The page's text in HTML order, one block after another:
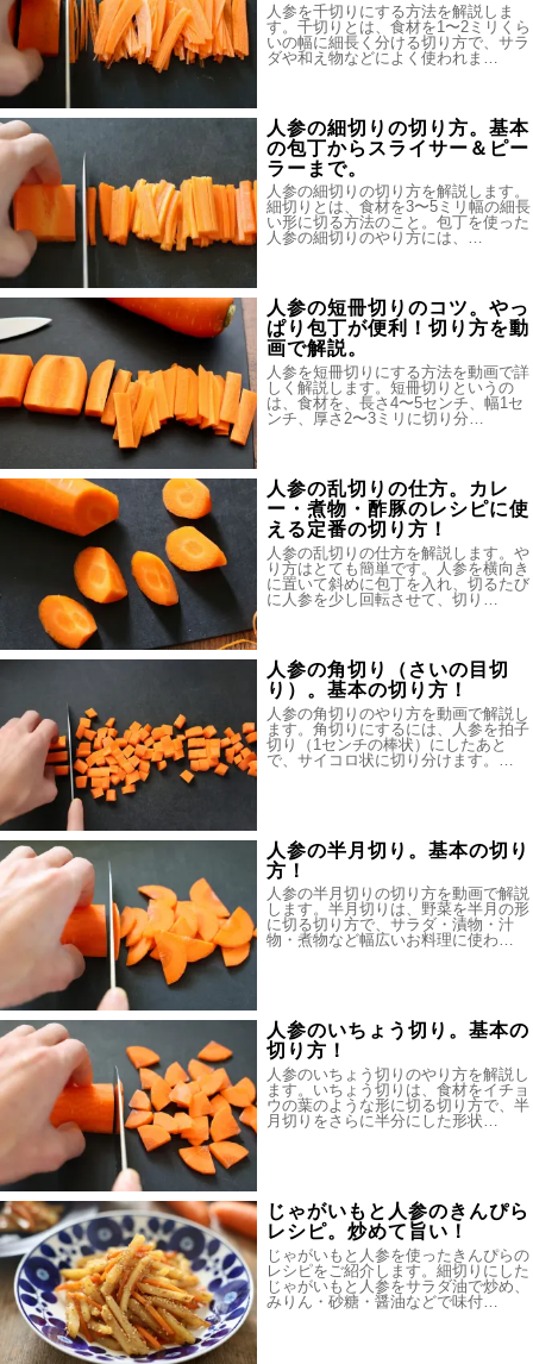
人参を千切りにする方法を解説しま
す。千切りとは、食材を1〜2ミリくら
いの幅に細長く分ける切り方で、サラ
ダや和え物などによく使われま…
人参の細切りの切り方。基本
の包丁からスライサー＆ピー
ラーまで。
人参の細切りの切り方を解説します。
細切りとは、食材を3〜5ミリ幅の細長
い形に切る方法のこと。包丁を使った
人参の細切りのやり方には、…
人参の短冊切りのコツ。やっ
ぱり包丁が便利！切り方を動
画で解説。
人参を短冊切りにする方法を動画で詳
しく解説します。短冊切りというの
は、食材を、長さ4〜5センチ、幅1セ
ンチ、厚さ2〜3ミリに切り分…
人参の乱切りの仕方。カレ
ー・煮物・酢豚のレシピに使
える定番の切り方！
人参の乱切りの仕方を解説します。や
り方はとても簡単です。人参を横向き
に置いて斜めに包丁を入れ、切るたび
に人参を少し回転させて、切り…
人参の角切り（さいの目切
り）。基本の切り方！
人参の角切りのやり方を動画で解説し
ます。角切りにするには、人参を拍子
切り（1センチの棒状）にしたあと
で、サイコロ状に切り分けます。…
人参の半月切り。基本の切り
方！
人参の半月切りの切り方を動画で解説
します。半月切りは、野菜を半月の形
に切る切り方で、サラダ・漬物・汁
物・煮物など幅広いお料理に使わ…
人参のいちょう切り。基本の
切り方！
人参のいちょう切りのやり方を解説し
ます。いちょう切りは、食材をイチョ
ウの葉のような形に切る切り方で、半
月切りをさらに半分にした形状…
じゃがいもと人参のきんぴら
レシピ。炒めて旨い！
じゃがいもと人参を使ったきんぴらの
レシピをご紹介します。細切りにした
じゃがいもと人参をサラダ油で炒め、
みりん・砂糖・醤油などで味付…